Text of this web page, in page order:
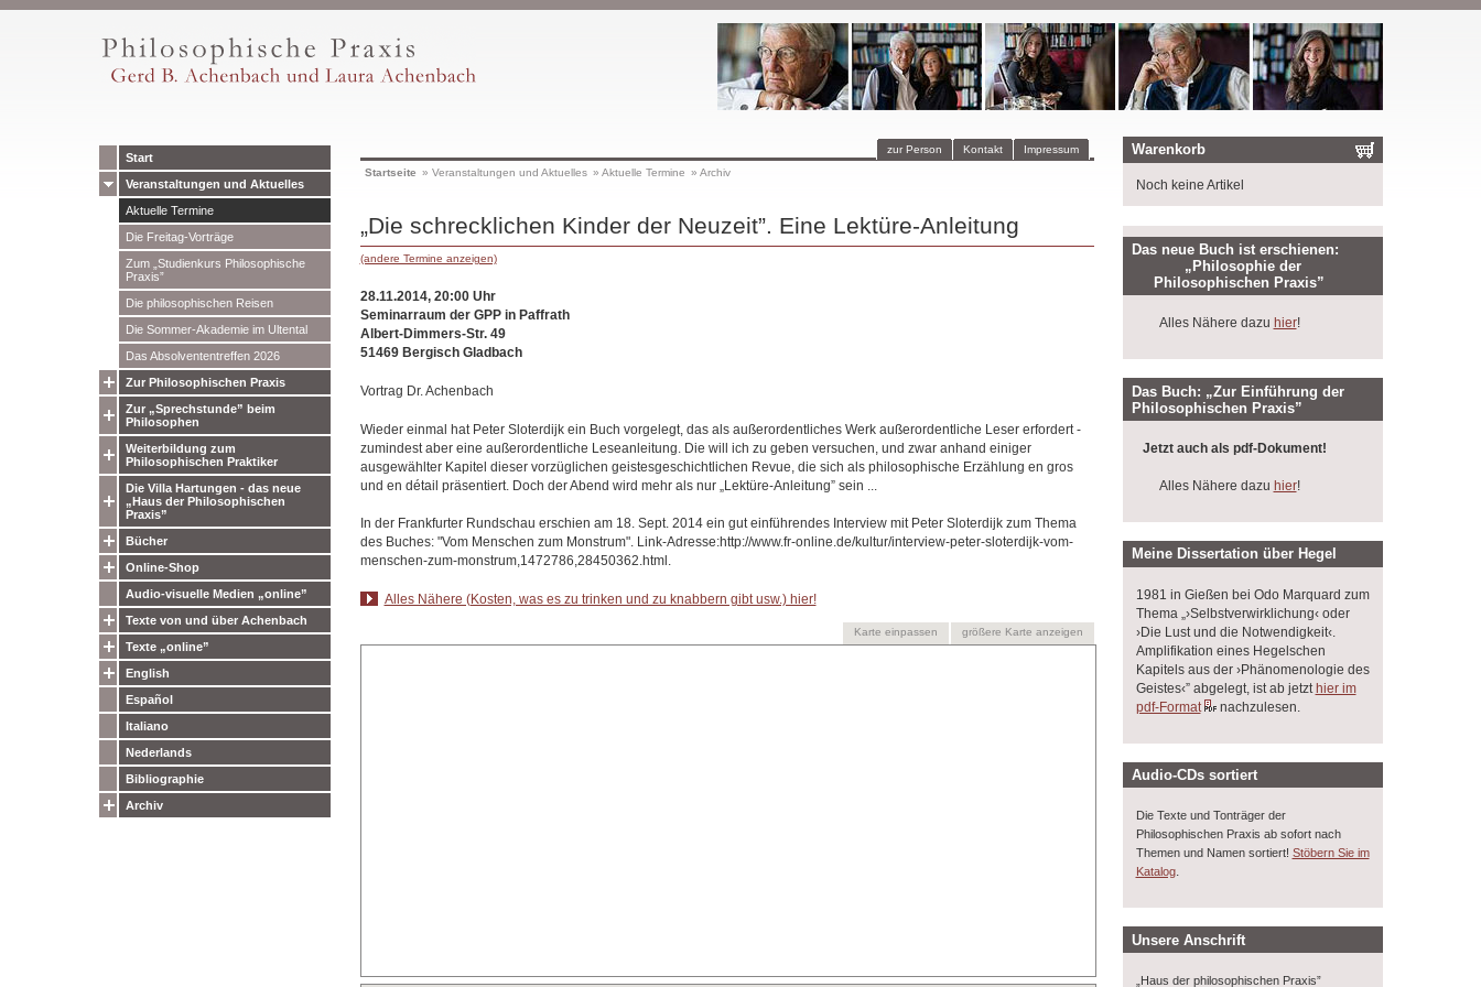
Start
Veranstaltungen und Aktuelles
Aktuelle Termine
Die Freitag-Vorträge
Zum „Studienkurs Philosophische
Praxis”
Die philosophischen Reisen
Die Sommer-Akademie im Ultental
Das Absolvententreffen 2026
Zur Philosophischen Praxis
Zur „Sprechstunde” beim
Philosophen
Weiterbildung zum
Philosophischen Praktiker
Die Villa Hartungen - das neue
„Haus der Philosophischen
Praxis”
Bücher
Online-Shop
Audio-visuelle Medien „online”
Texte von und über Achenbach
Texte „online”
English
Español
Italiano
Nederlands
Bibliographie
Archiv
Impressum
Kontakt
zur Person
Startseite » Veranstaltungen und Aktuelles » Aktuelle Termine » Archiv
„Die schrecklichen Kinder der Neuzeit”. Eine Lektüre-Anleitung
(andere Termine anzeigen)
28.11.2014, 20:00 Uhr
Seminarraum der GPP in Paffrath
Albert-Dimmers-Str. 49
51469 Bergisch Gladbach
Vortrag Dr. Achenbach
Wieder einmal hat Peter Sloterdijk ein Buch vorgelegt, das als außerordentliches Werk außerordentliche Leser erfordert -
zumindest aber eine außerordentliche Leseanleitung. Die will ich zu geben versuchen, und zwar anhand einiger
ausgewählter Kapitel dieser vorzüglichen geistesgeschichtlichen Revue, die sich als philosophische Erzählung en gros
und en détail präsentiert. Doch der Abend wird mehr als nur „Lektüre-Anleitung” sein ...
In der Frankfurter Rundschau erschien am 18. Sept. 2014 ein gut einführendes Interview mit Peter Sloterdijk zum Thema
des Buches: "Vom Menschen zum Monstrum". Link-Adresse:http://www.fr-online.de/kultur/interview-peter-sloterdijk-vom-
menschen-zum-monstrum,1472786,28450362.html.
Alles Nähere (Kosten, was es zu trinken und zu knabbern gibt usw.) hier!
größere Karte anzeigen
Karte einpassen
Warenkorb
Noch keine Artikel
Das neue Buch ist erschienen:
„Philosophie der
Philosophischen Praxis”
Alles Nähere dazu hier!
Das Buch: „Zur Einführung der
Philosophischen Praxis”
Jetzt auch als pdf-Dokument!
Alles Nähere dazu hier!
Meine Dissertation über Hegel
1981 in Gießen bei Odo Marquard zum
Thema „›Selbstverwirklichung‹ oder
›Die Lust und die Notwendigkeit‹.
Amplifikation eines Hegelschen
Kapitels aus der ›Phänomenologie des
Geistes‹” abgelegt, ist ab jetzt hier im
pdf-Format
nachzulesen.
Audio-CDs sortiert
Die Texte und Tonträger der
Philosophischen Praxis ab sofort nach
Themen und Namen sortiert! Stöbern Sie im
Katalog.
Unsere Anschrift
„Haus der philosophischen Praxis”